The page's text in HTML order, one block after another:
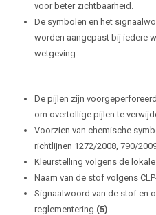
voor beter zichtbaarheid.
De symbolen en het
worden aangepast bij iedere
wetgeving.
De pijlen zijn
om overtollige pijlen te
Voorzien van chemische
richtlijnen 1272/2008, 790/
Kleurstelling volgens de
Naam van de stof volgens
Signaalwoord van de stof en
reglementering (5).